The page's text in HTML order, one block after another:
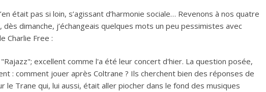
était pas si loin, s’agissant d’harmonie sociale… Revenons à nos quatre
dimanche, j’échangeais quelques mots un peu pessimistes avec
Charlie Free :
excellent comme l'a été leur concert d'hier. La question posée,
: comment jouer après Coltrane ? Ils cherchent bien des réponses de
Trane qui, lui aussi, était aller piocher dans le fond des musiques